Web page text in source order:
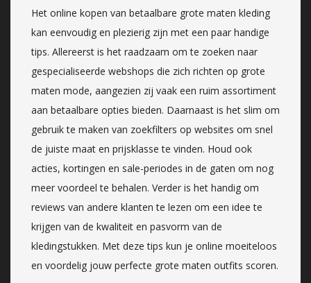
Het online kopen van betaalbare grote maten kleding
kan eenvoudig en plezierig zijn met een paar handige
tips. Allereerst is het raadzaam om te zoeken naar
gespecialiseerde webshops die zich richten op grote
maten mode, aangezien zij vaak een ruim assortiment
aan betaalbare opties bieden. Daarnaast is het slim om
gebruik te maken van zoekfilters op websites om snel
de juiste maat en prijsklasse te vinden. Houd ook
acties, kortingen en sale-periodes in de gaten om nog
meer voordeel te behalen. Verder is het handig om
reviews van andere klanten te lezen om een idee te
krijgen van de kwaliteit en pasvorm van de
kledingstukken. Met deze tips kun je online moeiteloos
en voordelig jouw perfecte grote maten outfits scoren.